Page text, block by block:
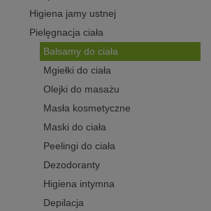
Higiena jamy ustnej
Pielęgnacja ciała
Balsamy do ciała
Mgiełki do ciała
Olejki do masażu
Masła kosmetyczne
Maski do ciała
Peelingi do ciała
Dezodoranty
Higiena intymna
Depilacja